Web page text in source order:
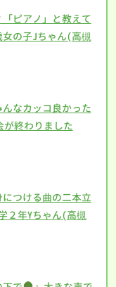
ピアノ」と教えて
の子Jちゃん(高槻
なカッコ良かった
が終わりました
つける曲の二本立
２年Yちゃん(高槻